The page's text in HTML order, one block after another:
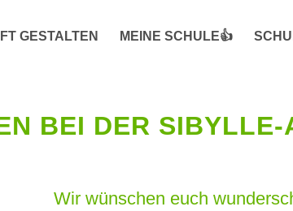
GESTALTEN MEINE SCHULE👍
BEI DER
Wir wünschen euch